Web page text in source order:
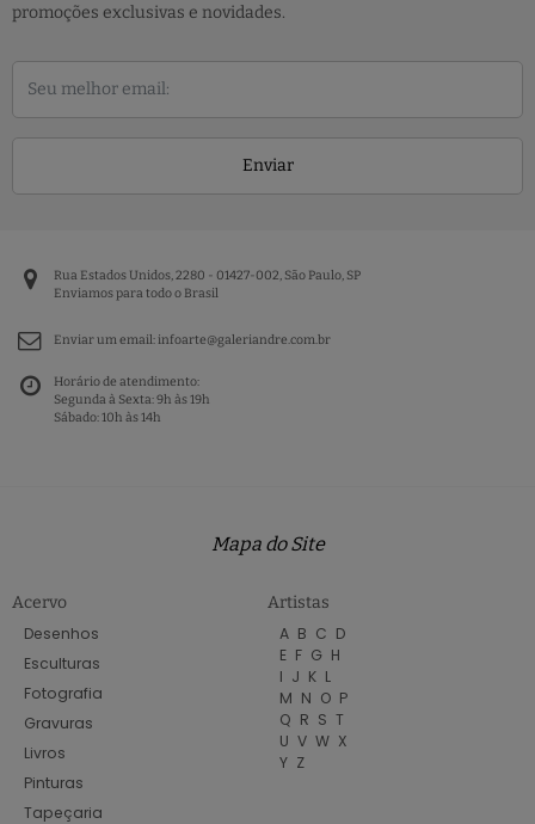
promoções exclusivas e novidades.
Enviar
Rua Estados Unidos, 2280 - 01427-002, São Paulo, SP
Enviamos para todo o Brasil
Enviar um email:infoarte@galeriandre.com.br
Horário de atendimento:
Segunda à Sexta: 9h às 19h
Sábado: 10h às 14h
Mapa do Site
Acervo
Desenhos
Esculturas
Fotografia
Gravuras
Livros
Pinturas
Tapeçaria
Artistas
A B C D
E F G H
I J K L
M N O P
Q R S T
U V W X
Y Z